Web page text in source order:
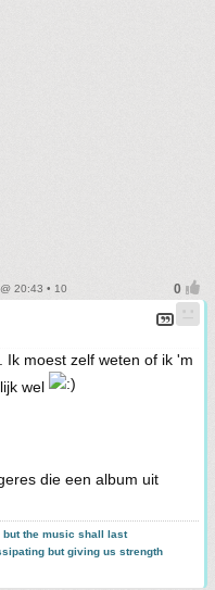
20:43 • 10
Ik moest zelf weten of ik 'm
wel
die een album uit
but the music shall last
but giving us strength